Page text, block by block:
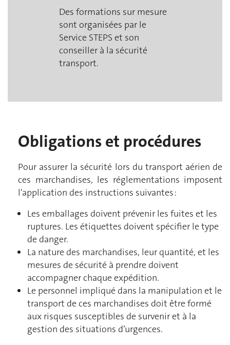
Des formations sur mesure
sont organisées par le
Service STEPS et son
conseiller à la sécurité
transport.
Obligations et procédures
Pour assurer la sécurité lors du transport aérien de
ces marchandises, les réglementations imposent
l'application des instructions suivantes :
Les emballages doivent prévenir les fuites et les
ruptures. Les étiquettes doivent spécifier le type
de danger.
La nature des marchandises, leur quantité, et les
mesures de sécurité à prendre doivent
accompagner chaque expédition.
Le personnel impliqué dans la manipulation et le
transport de ces marchandises doit être formé
aux risques susceptibles de survenir et à la
gestion des situations d’urgences.